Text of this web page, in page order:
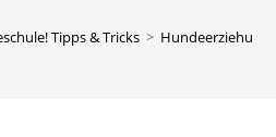
Tipps & Tricks > Hundeerziehung